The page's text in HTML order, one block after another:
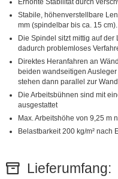
Stabile, höhenverstellbare
mm (spindelbar bis ca. 15 cm).
Die Spindel sitzt mittig auf der
dadurch problemloses
Direktes Heranfahren an
beiden wandseitigen
stehen dann parallel zur Wand.
Die Arbeitsbühnen sind mit
ausgestattet
Max. Arbeitshöhe von 9,25 m
Belastbarkeit 200 kg/m² nach
Lieferumfang: